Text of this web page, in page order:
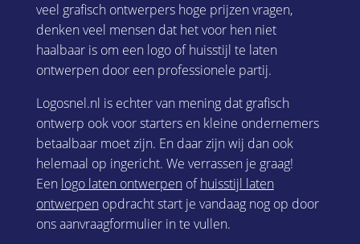
veel grafisch ontwerpers hoge prijzen vragen,
denken veel mensen dat het voor hen niet
haalbaar is om een logo of huisstijl te laten
ontwerpen door een professionele partij.
Logosnel.nl is echter van mening dat grafisch
ontwerp ook voor starters en kleine ondernemers
betaalbaar moet zijn. En daar zijn wij dan ook
helemaal op ingericht. We verrassen je graag!
Een logo laten ontwerpenofhuisstijl laten
ontwerpenopdracht start je vandaag nog op door
ons aanvraagformulier in te vullen.